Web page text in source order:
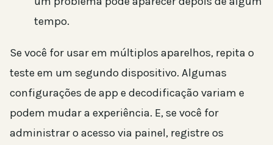
tempo.
Se você for usar em múltiplos aparelhos, repita o
teste em um segundo dispositivo. Algumas
configurações de app e decodificação variam e
podem mudar a experiência. E, se você for
administrar o acesso via painel, registre os